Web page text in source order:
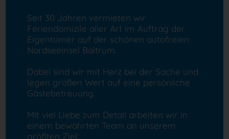
Seit 30 Jahren vermieten wir
Feriendomizile aller Art im Auftrag der
Eigentümer auf der schönen autofreien
Nordseeinsel Baltrum.
Dabei sind wir mit Herz bei der Sache und
legen großen Wert auf eine persönliche
Gästebetreuung.
Mit viel Liebe zum Detail arbeiten wir in
einem bewährten Team an unserem
größten Ziel: